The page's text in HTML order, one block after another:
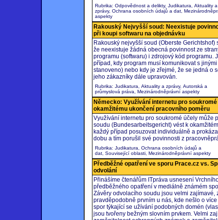
Rubrika: Odpovědnost a delikty, Judikatura, Aktuality a
zprávy, Ochrana osobních údajů a dat,
aspekty
Rakouský Nejvyšší soud: Neexistuje
při koupi softwaru na objednávku
Rakouský nejvyšší soud (Oberste
že neexistuje žádná obecná povinnost ze
programu (softwaru) i zdrojový kód
případ, kdy program musí komunikovat s
stanoveno) nebo kdy je zřejmé, že se jedná o
jeho zákazníky dále upravován.
Rubrika: Judikatura, Aktuality a zprávy, Autorská a
průmyslová práva, Mezinárodněprávní aspekty
Německo: Využívání internetu pro
okamžitému ukončení pracovního poměru
Využívání internetu pro soukromé účely
soudu (Bundesarbeitsgericht) vést k
každý případ posuzovat individuálně a
dobu a tím porušil své povinnosti z
Rubrika: Judikatura, Ochrana osobních údajů a
dat, Související oblasti, Mezinárodněprávní aspekty
Předběžné opatření ve sporu Prace.cz vs.
odvolání
Přinášíme čtenářům ITpráva usnesení
předběžného opatření v mediálně známém
Závěry odvolacího soudu jsou velmi
pravděpodobně prvním u nás, kde nešlo o
spor týkající se užívání podobných domén
jsou tvořeny bežným slovním prvkem. Velmi